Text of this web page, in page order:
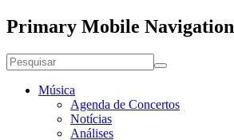
Primary Mobile Navigation
Música
Agenda de Concertos
Notícias
Análises